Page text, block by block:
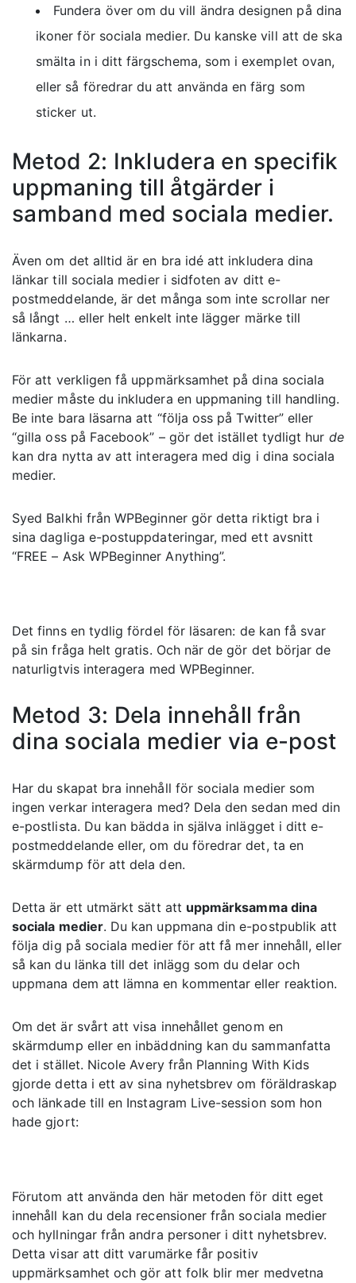
Fundera över om du vill ändra designen på dina
ikoner för sociala medier. Du kanske vill att de ska
smälta in i ditt färgschema, som i exemplet ovan,
eller så föredrar du att använda en färg som
sticker ut.
Metod 2: Inkludera en specifik
uppmaning till åtgärder i
samband med sociala medier.
Även om det alltid är en bra idé att inkludera dina
länkar till sociala medier i sidfoten av ditt e-
postmeddelande, är det många som inte scrollar ner
så långt … eller helt enkelt inte lägger märke till
länkarna.
För att verkligen få uppmärksamhet på dina sociala
medier måste du inkludera en uppmaning till handling.
Be inte bara läsarna att “följa oss på Twitter” eller
“gilla oss på Facebook” – gör det istället tydligt hur de
kan dra nytta av att interagera med dig i dina sociala
medier.
Syed Balkhi från WPBeginner gör detta riktigt bra i
sina dagliga e-postuppdateringar, med ett avsnitt
“FREE – Ask WPBeginner Anything”.
Det finns en tydlig fördel för läsaren: de kan få svar
på sin fråga helt gratis. Och när de gör det börjar de
naturligtvis interagera med WPBeginner.
Metod 3: Dela innehåll från
dina sociala medier via e-post
Har du skapat bra innehåll för sociala medier som
ingen verkar interagera med? Dela den sedan med din
e-postlista. Du kan bädda in själva inlägget i ditt e-
postmeddelande eller, om du föredrar det, ta en
skärmdump för att dela den.
Detta är ett utmärkt sätt att uppmärksamma dina
sociala medier. Du kan uppmana din e-postpublik att
följa dig på sociala medier för att få mer innehåll, eller
så kan du länka till det inlägg som du delar och
uppmana dem att lämna en kommentar eller reaktion.
Om det är svårt att visa innehållet genom en
skärmdump eller en inbäddning kan du sammanfatta
det i stället. Nicole Avery från Planning With Kids
gjorde detta i ett av sina nyhetsbrev om föräldraskap
och länkade till en Instagram Live-session som hon
hade gjort:
Förutom att använda den här metoden för ditt eget
innehåll kan du dela recensioner från sociala medier
och hyllningar från andra personer i ditt nyhetsbrev.
Detta visar att ditt varumärke får positiv
uppmärksamhet och gör att folk blir mer medvetna